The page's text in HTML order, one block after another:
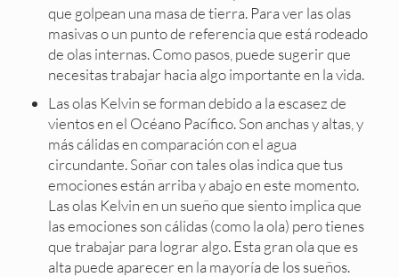
que golpean una masa de tierra. Para ver las olas
masivas o un punto de referencia que está rodeado
de olas internas. Como pasos, puede sugerir que
necesitas trabajar hacia algo importante en la vida.
Las olas Kelvin se forman debido a la escasez de
vientos en el Océano Pacífico. Son anchas y altas, y
más cálidas en comparación con el agua
circundante. Soñar con tales olas indica que tus
emociones están arriba y abajo en este momento.
Las olas Kelvin en un sueño que siento implica que
las emociones son cálidas (como la ola) pero tienes
que trabajar para lograr algo. Esta gran ola que es
alta puede aparecer en la mayoría de los sueños.